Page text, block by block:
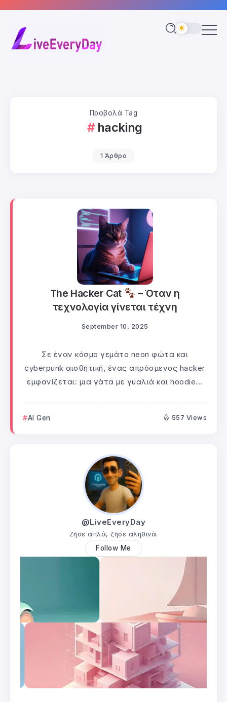
Προβολά Tag
hacking
1 Άρθρο
The Hacker Cat
– Όταν η
τεχνολογία γίνεται τέχνη
September 10, 2025
Σε έναν κόσμο γεμάτο neon φώτα και
cyberpunk αισθητική, ένας απρόσμενος hacker
εμφανίζεται: μια γάτα με γυαλιά και hoodie...
AI Gen 557 Views
@LiveEveryDay
Ζήσε απλά, ζήσε αληθινά.
Follow Me